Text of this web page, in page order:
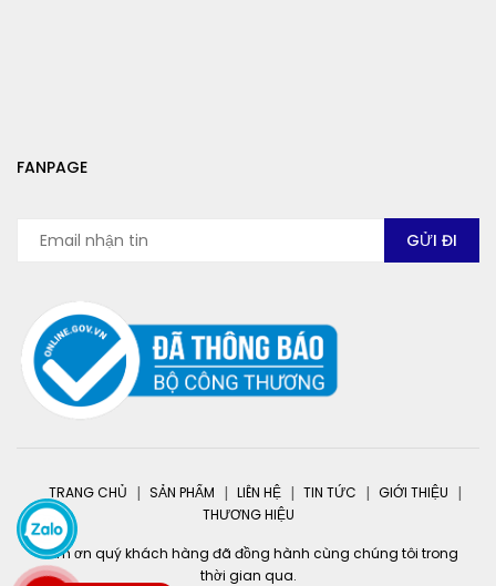
FANPAGE
TRANG CHỦ SẢN PHẨM LIÊN HỆ TIN TỨC
GIỚI THIỆU
THƯƠNG HIỆU
Cảm ơn quý khách hàng đã đồng hành cùng chúng tôi trong
thời gian qua.